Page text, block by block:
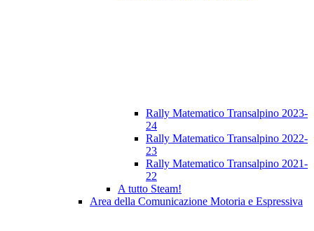
Rally Matematico Transalpino 2023-
24
Rally Matematico Transalpino 2022-
23
Rally Matematico Transalpino 2021-
22
A tutto Steam!
Area della Comunicazione Motoria e Espressiva